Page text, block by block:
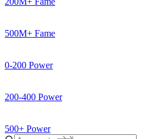
500M+ Fame
0-200 Power
200-400 Power
500+ Power